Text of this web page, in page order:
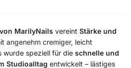
MarilyNails vereint Stärke und
angenehm cremiger, leicht
wurde speziell für die schnelle und
Studioalltag entwickelt – lästiges